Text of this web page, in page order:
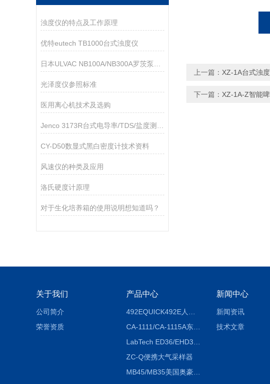
浊度仪的特点及工作原理
优特eutech TB1000台式浊度仪
光泽度仪参照标准
医用离心机技术及选购
CY-D50数显式黑白密度计技术资料
风速仪的种类及应用
洛氏硬度计原理
对于生化培养箱的使用说明想知道吗？
上一篇： XZ-1A台式浊
下一篇： XZ-1A-Z智能
关于我们
公司简介
荣誉资质
产品中心
CA-1111/CA-1115A东京理化EYELA CA-1111/CA-1115A冷却水循环装置
ZC-Q便携大气采样器
MB45/MB35美国奥豪斯OHAUS MB45/MB35卤素红外水分测定仪
新闻中心
新闻资讯
技术文章